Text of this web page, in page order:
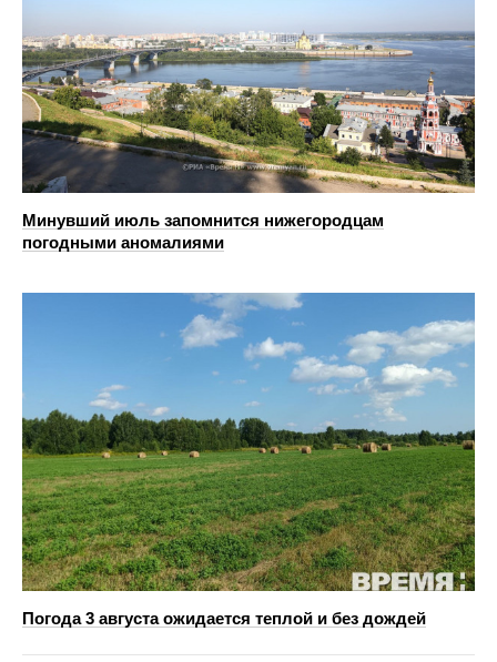
Минувший июль запомнится нижегородцам
погодными аномалиями
Погода 3 августа ожидается теплой и без дождей